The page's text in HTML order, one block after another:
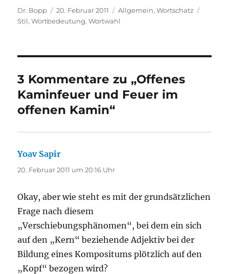
Autor
Dr. Bopp
Veröffentlicht
am
20. Februar 2011 Kategorien
Allgemein,Wortschatz
Stil,Wortbedeutung,Wortwahl
3 Kommentare zu „Offenes
Kaminfeuer und Feuer im
offenen Kamin“
Yoav Sapir
20. Februar 2011 um 20:16 Uhr
Okay, aber wie steht es mit der grundsätzlichen
Frage nach diesem
„Verschiebungsphänomen“, bei dem ein sich
auf den „Kern“ beziehende Adjektiv bei der
Bildung eines Kompositums plötzlich auf den
„Kopf“ bezogen wird?